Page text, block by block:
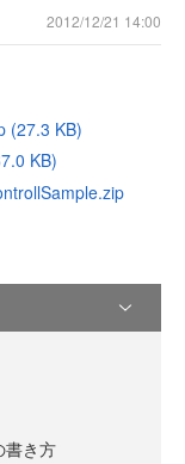
2012/12/21 14:00
(27.3 KB)
KB)
書き方